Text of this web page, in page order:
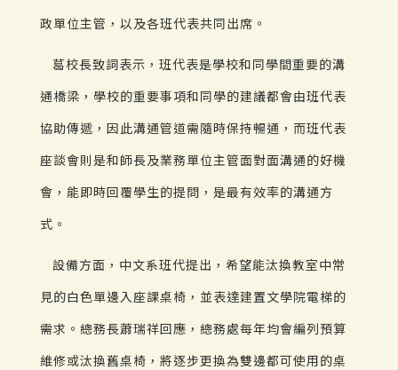
政單位主管，以及各班代表共同出席。
葛校長致詞表示，班代表是學校和同學間重要的溝
通橋梁，學校的重要事項和同學的建議都會由班代表
協助傳遞，因此溝通管道需隨時保持暢通，而班代表
座談會則是和師長及業務單位主管面對面溝通的好機
會，能即時回覆學生的提問，是最有效率的溝通方
式。
設備方面，中文系班代提出，希望能汰換教室中常
見的白色單邊入座課桌椅，並表達建置文學院電梯的
需求。總務長蕭瑞祥回應，總務處每年均會編列預算
維修或汰換舊桌椅，將逐步更換為雙邊都可使用的桌